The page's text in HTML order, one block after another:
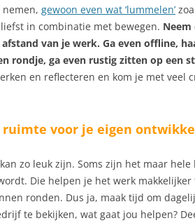
gewoon even wat ‘lummelen’
in combinatie met bewegen. Neem
van je werk. Ga even offline,
rondje, ga even rustig zitten op een
en reflecteren en kom je met veel
ruimte voor je eigen
zo leuk zijn. Soms zijn het maar
Die helpen je het werk makkelijker
ronden. Dus ja, maak tijd om
te bekijken, wat gaat jou helpen?